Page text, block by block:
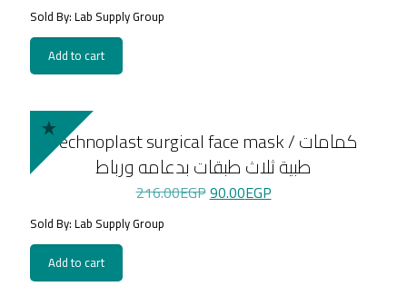
Sold By: Lab Supply Group
Add to cart
Technoplast surgical face mask / كمامات
طبية ثلاث طبقات بدعامه ورباط
216.00EGPOriginal
price
90.00EGPCurrent
price
Sold By: Lab Supply Group
Add to cart